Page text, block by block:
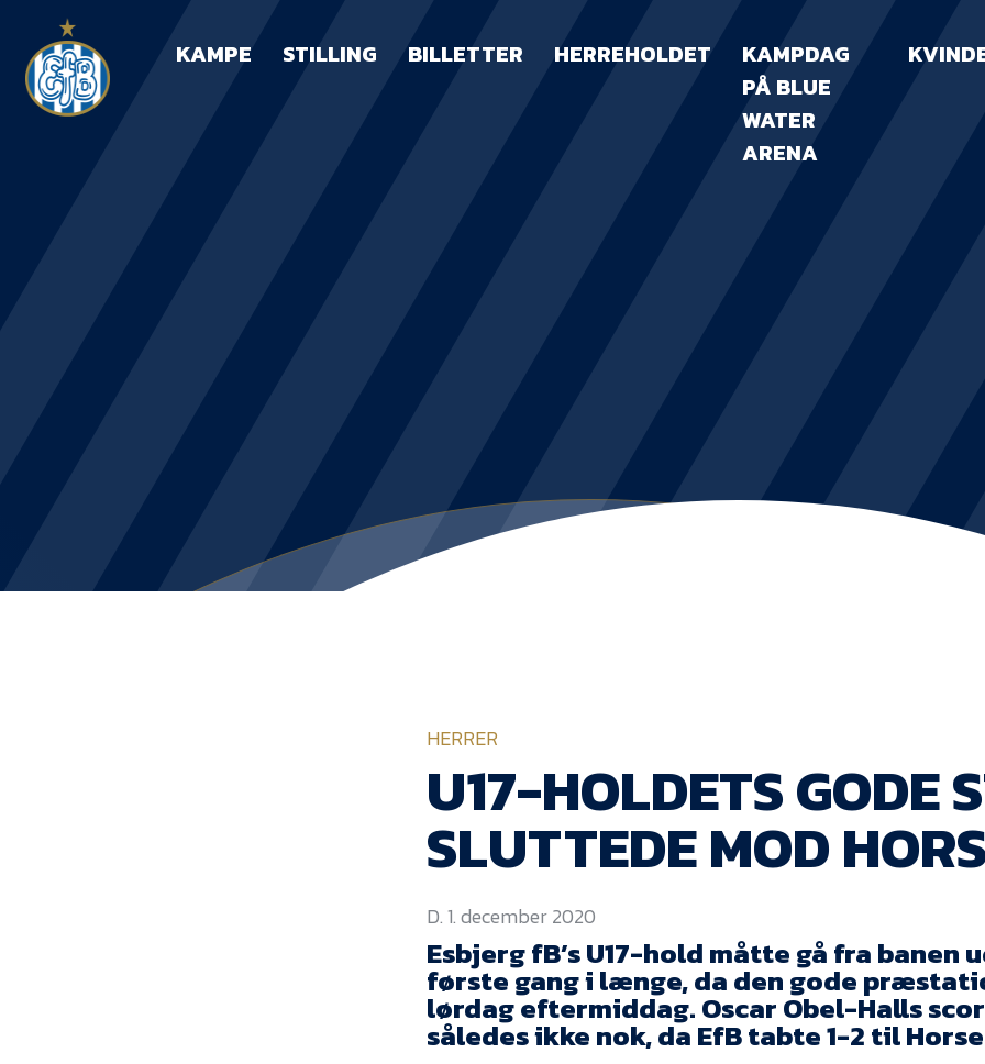
KAMPE STILLING BILLETTER HERREHOLDET
KAMPDAG
PÅ BLUE
WATER
ARENA
HERRER
U17-HOLDETS GODE
SLUTTEDE MOD
D. 1. december 2020
Esbjerg fB’s U17-hold måtte gå fra banen
første gang i længe, da den gode
lørdag eftermiddag. Oscar Obel-Halls
således ikke nok, da EfB tabte 1-2 til